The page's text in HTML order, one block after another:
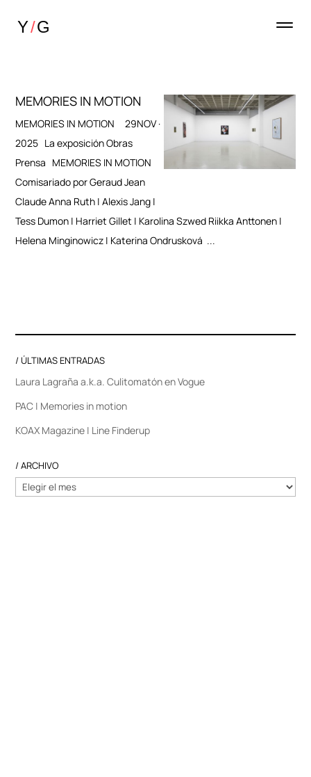
MEMORIES IN MOTION
MEMORIES IN MOTION 29NOV ·
2025 La exposición Obras
Prensa MEMORIES IN MOTION
Comisariado por Geraud Jean
Claude Anna Ruth | Alexis Jang |
Tess Dumon | Harriet Gillet | Karolina Szwed Riikka Anttonen |
Helena Minginowicz | Katerina Ondrusková ...
/ ÚLTIMAS ENTRADAS
Laura Lagraña a.k.a. Culitomatón en Vogue
PAC | Memories in motion
KOAX Magazine | Line Finderup
/ ARCHIVO